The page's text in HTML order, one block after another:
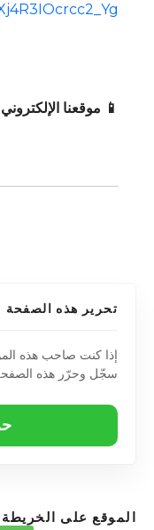
📱 موقعنا
تحرير هذه الصفحة
إذا كنت صاحب هذه
سجّل وحرّر هذه
الموقع على الخريطة